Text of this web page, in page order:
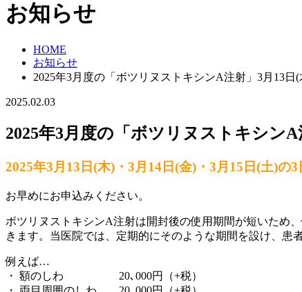
お知らせ
HOME
お知らせ
2025年3月度の「ボツリヌストキシンA注射」3月13日
2025.02.03
2025年3月度の「ボツリヌストキシン
2025年3月13日(木)・3月14日(金)・3月15日(土)の3
お早めにお申込みください。
ボツリヌストキシンA注射は開封後の使用期間が短いため
きます。当医院では、定期的にそのような期間を設け、患
例えば…
・ 額のしわ 20､000円（+税）